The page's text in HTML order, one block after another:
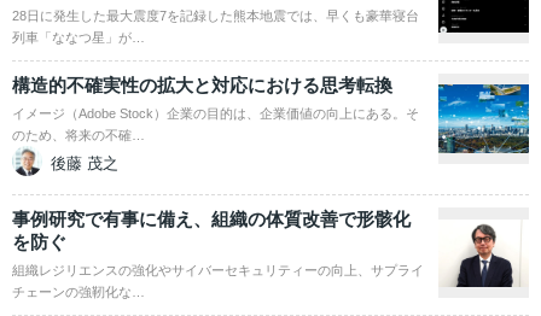
28日に発生した最大震度7を記録した熊本地震では、早くも豪華寝台
列車「ななつ星」が…
構造的不確実性の拡大と対応における思考転換
イメージ（Adobe Stock）企業の目的は、企業価値の向上にある。そ
のため、将来の不確…
後藤 茂之
事例研究で有事に備え、組織の体質改善で形骸化
を防ぐ
組織レジリエンスの強化やサイバーセキュリティーの向上、サプライ
チェーンの強靭化な…